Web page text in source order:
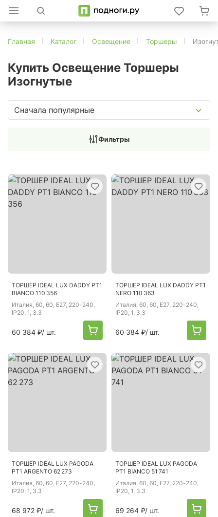
Главная Каталог Освещение Торшеры
Купить Освещение Торшеры
Изогнутые
Сначала популярные
Фильтры
ТОРШЕР IDEAL LUX DADDY PT1
BIANCO 110 356
Италия, 60, 60, E27, 220-240,
IP20, 1, 3.3
60 384 ₽/ шт.
ТОРШЕР IDEAL LUX DADDY PT1
NERO 110 363
Италия, 60, 60, E27, 220-240,
IP20, 1, 3.3
60 384 ₽/ шт.
ТОРШЕР IDEAL LUX PAGODA
PT1 ARGENTO 62 273
Италия, 60, 60, E27, 220-240,
IP20, 1, 3.3
68 972 ₽/ шт.
ТОРШЕР IDEAL LUX PAGODA
PT1 BIANCO 51 741
Италия, 60, 60, E27, 220-240,
IP20, 1, 3.3
69 264 ₽/ шт.